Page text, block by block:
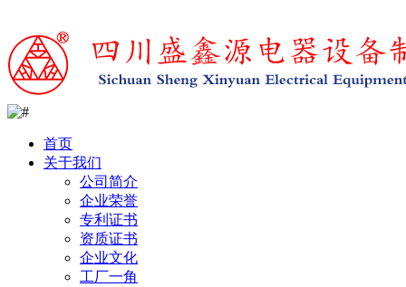
首页
关于我们
公司简介
企业荣誉
专利证书
资质证书
企业文化
工厂一角